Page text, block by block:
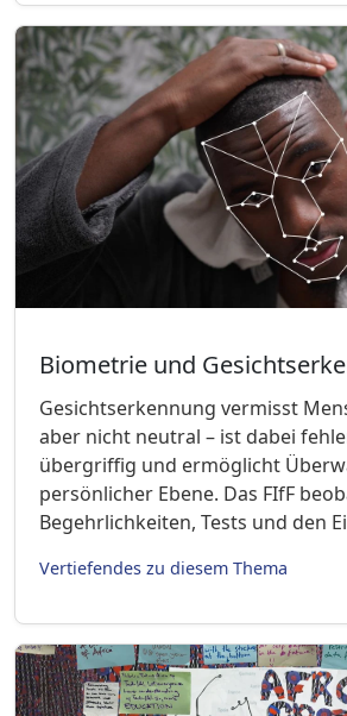
Biometrie und
Gesichtserkennung vermisst
aber nicht neutral – ist dabei
übergriffig und ermöglicht
persönlicher Ebene. Das FIfF
Begehrlichkeiten, Tests und den
Vertiefendes zu diesem Thema